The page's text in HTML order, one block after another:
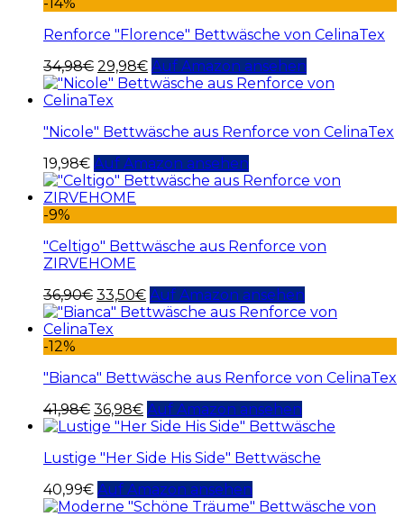
-14%
Renforce "Florence" Bettwäsche von CelinaTex
34,98€ 29,98€ Auf Amazon ansehen
"Nicole" Bettwäsche aus Renforce von CelinaTex
19,98€ Auf Amazon ansehen
-9%
"Celtigo" Bettwäsche aus Renforce von
ZIRVEHOME
36,90€ 33,50€ Auf Amazon ansehen
-12%
"Bianca" Bettwäsche aus Renforce von CelinaTex
41,98€ 36,98€ Auf Amazon ansehen
Lustige "Her Side His Side" Bettwäsche
40,99€ Auf Amazon ansehen